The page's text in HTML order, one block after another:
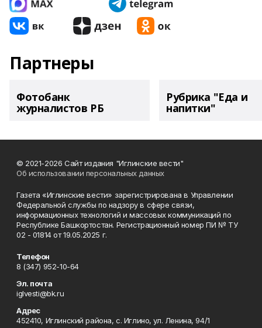
Партнеры
Фотобанк
журналистов РБ
Рубрика "Еда и
напитки"
© 2021-2026 Сайт издания "Иглинские вести"
Об использовании персональных данных
Газета «Иглинские вести» зарегистрирована в Управлении
Федеральной службы по надзору в сфере связи,
информационных технологий и массовых коммуникаций по
Республике Башкортостан. Регистрационный номер ПИ № ТУ
02 - 01814 от 19.05.2025 г.
Телефон
8 (347) 952-10-64
Эл. почта
iglvesti@bk.ru
Адрес
452410, Иглинский района, с. Иглино, ул. Ленина, 94/1